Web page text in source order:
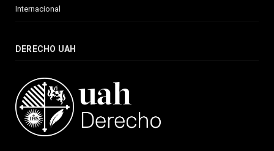
Internacional
DERECHO UAH